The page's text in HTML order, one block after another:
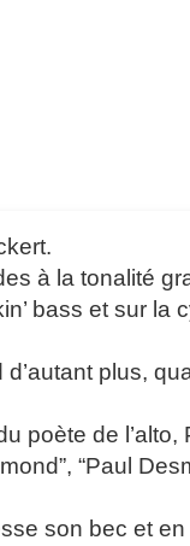
à la tonalité
bass et sur la
plus,
poète de l’alto,
“Paul
son bec et